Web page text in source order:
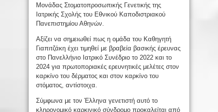
Μονάδας Στοματοπροσωπικής Γενετικής της
Ιατρικής Σχολής του Εθνικού Καποδιστριακού
Πανεπιστημίου Αθηνών.
Αξίζει να σημειωθεί πως η ομάδα του Καθηγητή
Γιαπιτζάκη έχει τιμηθεί με βραβεία βασικής έρευνας
στο Πανελλήνιο Ιατρικό Συνέδριο το 2022 και το
2024 για πρωτοποριακές ερευνητικές μελέτες στον
καρκίνο του δέρματος και στον καρκίνο του
στόματος, αντίστοιχα.
Σύμφωνα με τον Έλληνα γενετιστή αυτό το
κληρονομικό καρκινικό σύνδρομο προκαλείται από